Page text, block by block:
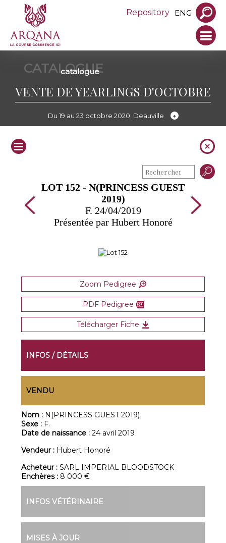
Repository ENG
CATALOGUE
catalogue
VENTE DE YEARLINGS D'OCTOBRE
Du 19 au 23 octobre 2020, Deauville
LOT 152 - N(PRINCESS GUEST
2019)
F. 24/04/2019
Présentée par Hubert Honoré
Zoom Pedigree
PDF Pedigree
Télécharger Fiche
INFOS / DÉTAILS
VENDU
Nom : N(PRINCESS GUEST 2019)
Sexe : F.
Date de naissance :24 avril 2019
Vendeur : Hubert Honoré
Acheteur :SARL IMPERIAL BLOODSTOCK
Enchères : 8 000 €
INFOS VÉTÉRINAIRE
MISES À JOUR